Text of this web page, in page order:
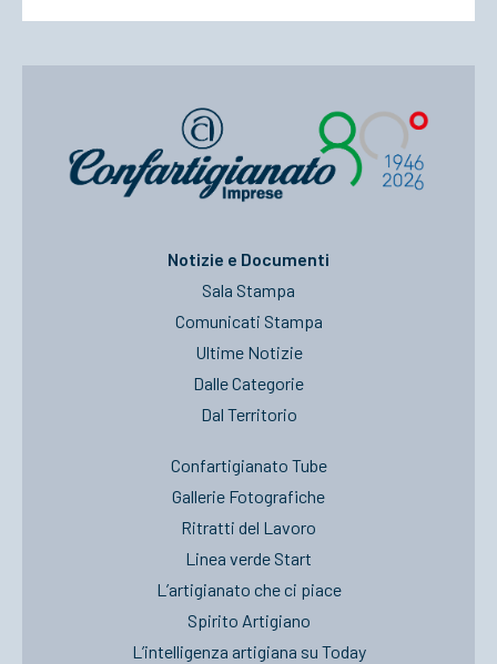
Notizie e Documenti
Sala Stampa
Comunicati Stampa
Ultime Notizie
Dalle Categorie
Dal Territorio
Confartigianato Tube
Gallerie Fotografiche
Ritratti del Lavoro
Linea verde Start
L’artigianato che ci piace
Spirito Artigiano
L’intelligenza artigiana su Today